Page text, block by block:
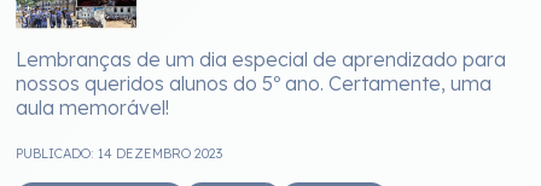
Lembranças de um dia especial de aprendizado para
nossos queridos alunos do 5º ano. Certamente, uma
aula memorável!
PUBLICADO: 14 DEZEMBRO 2023